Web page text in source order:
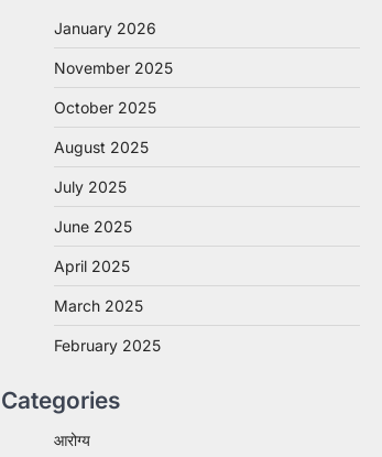
January 2026
November 2025
October 2025
August 2025
July 2025
June 2025
April 2025
March 2025
February 2025
Categories
आरोग्य